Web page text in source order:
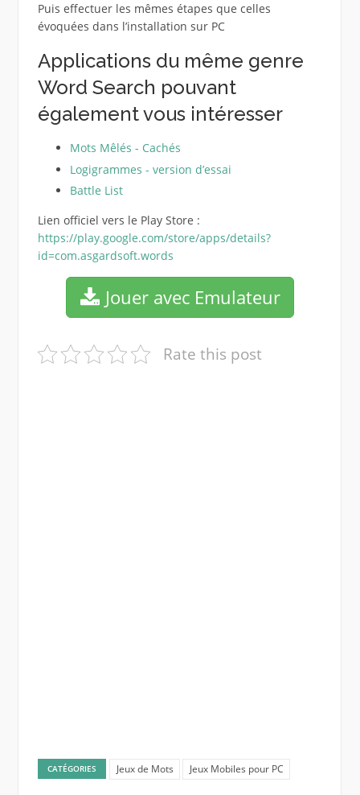
Puis effectuer les mêmes étapes que celles
évoquées dans l’installation sur PC
Applications du même genre
Word Search pouvant
également vous intéresser
Mots Mêlés - Cachés
Logigrammes - version d’essai
Battle List
Lien officiel vers le Play Store :
https://play.google.com/store/apps/details?
id=com.asgardsoft.words
Jouer avec Emulateur
Rate this post
CATÉGORIES Jeux de Mots Jeux Mobiles pour PC